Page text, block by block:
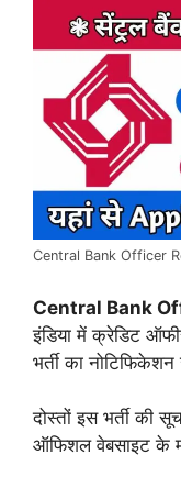
Central Bank Officer
Central Bank
इंडिया में क्रेडिट
भर्ती का नोटिफिकेशन
दोस्तों इस भर्ती की
ऑफिशल वेबसाइट के